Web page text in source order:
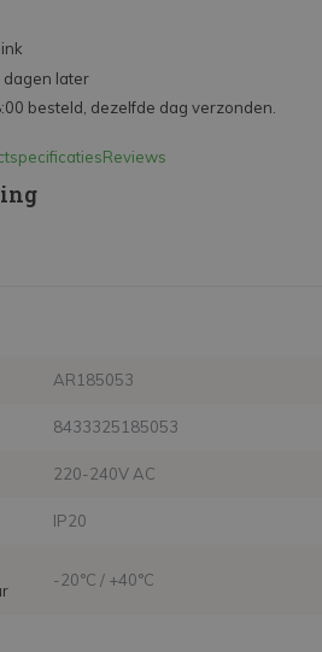
dagen later
besteld, dezelfde dag verzonden.
Reviews
AR185053
8433325185053
220-240V AC
IP20
-20°C / +40°C